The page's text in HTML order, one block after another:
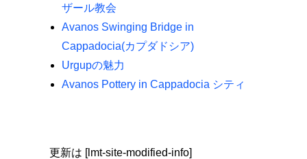
ザール教会
Avanos Swinging Bridge in
Cappadocia(カプダドシア)
Urgupの魅力
Avanos Pottery in Cappadocia シティ
更新は [lmt-site-modified-info]